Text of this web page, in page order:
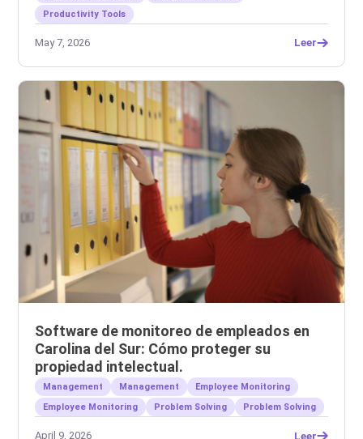
Productivity Tools
May 7, 2026 Leer
Software de monitoreo de empleados en
Carolina del Sur: Cómo proteger su
propiedad intelectual.
Management Management
Employee Monitoring
Employee Monitoring
Problem Solving Problem Solving
April 9, 2026 Leer